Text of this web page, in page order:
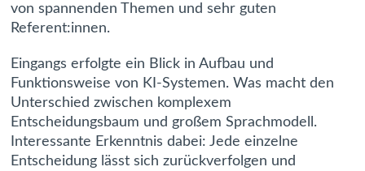
von spannenden Themen und sehr guten
Referent:innen.
Eingangs erfolgte ein Blick in Aufbau und
Funktionsweise von KI-Systemen. Was macht den
Unterschied zwischen komplexem
Entscheidungsbaum und großem Sprachmodell.
Interessante Erkenntnis dabei: Jede einzelne
Entscheidung lässt sich zurückverfolgen und